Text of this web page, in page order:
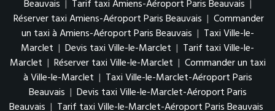
Beauvais | Tarif taxi Amiens-Aéroport Paris Beauvais |
Réserver taxi Amiens-Aéroport Paris Beauvais | Commander
un taxi à Amiens-Aéroport Paris Beauvais | Taxi Ville-le-
Marclet | Devis taxi Ville-le-Marclet | Tarif taxi Ville-le-
Marclet | Réserver taxi Ville-le-Marclet | Commander un taxi
à Ville-le-Marclet | Taxi Ville-le-Marclet-Aéroport Paris
Beauvais | Devis taxi Ville-le-Marclet-Aéroport Paris
Beauvais | Tarif taxi Ville-le-Marclet-Aéroport Paris Beauvais